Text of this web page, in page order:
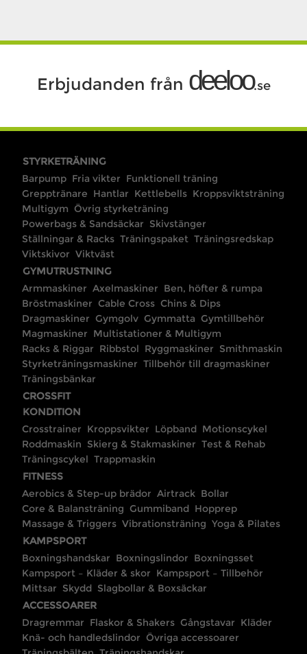
Erbjudanden från deeloo.se
STYRKETRÄNING
Barpump Fria vikter Funktionell träning
Grepptränare Hantlar Kettlebells Kroppsviktsträning
Multigym Övrig styrketräning
Powerbags & Sandsäckar Skivstänger
Ställningar & Racks Träningspaket Träningsredskap
Viktskivor Viktväst
GYMUTRUSTNING
Armmaskiner Axelmaskiner Ben, höfter & rumpa
Bröstmaskiner Cable Cross Chins & Dips
Dragmaskiner Gymgolv Gymmatta Gymtillbehör
Magmaskiner Multistationer & Multigym
Racks & Riggar Ribbstol Ryggmaskiner Smithmaskin
Styrketräningsmaskiner Tillbehör till dragmaskiner
Träningsbänkar
CROSSFIT
KONDITION
Crosstrainer Kroppsvikter Löpband Motionscykel
Roddmaskin Skierg & Stakmaskiner Test & Rehab
Träningscykel Trappmaskin
FITNESS
Aerobics & Step-up brädor Airtrack Bollar
Core & Balansträning Gummiband Hopprep
Massage & Triggers Vibrationsträning Yoga & Pilates
KAMPSPORT
Boxningshandskar Boxningslindor Boxningsset
Kampsport – Kläder & skor Kampsport – Tillbehör
Mittsar Skydd Slagbollar & Boxsäckar
ACCESSOARER
Dragremmar Flaskor & Shakers Gångstavar Kläder
Knä- och handledslindor Övriga accessoarer